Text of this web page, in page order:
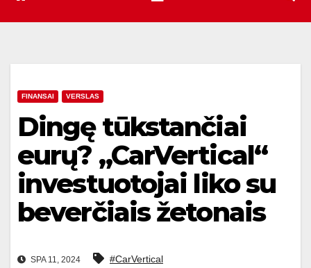
FINANSAI VERSLAS
Dingę tūkstančiai
eurų? „CarVertical“
investuotojai liko su
beverčiais žetonais
SPA 11, 2024 #CarVertical